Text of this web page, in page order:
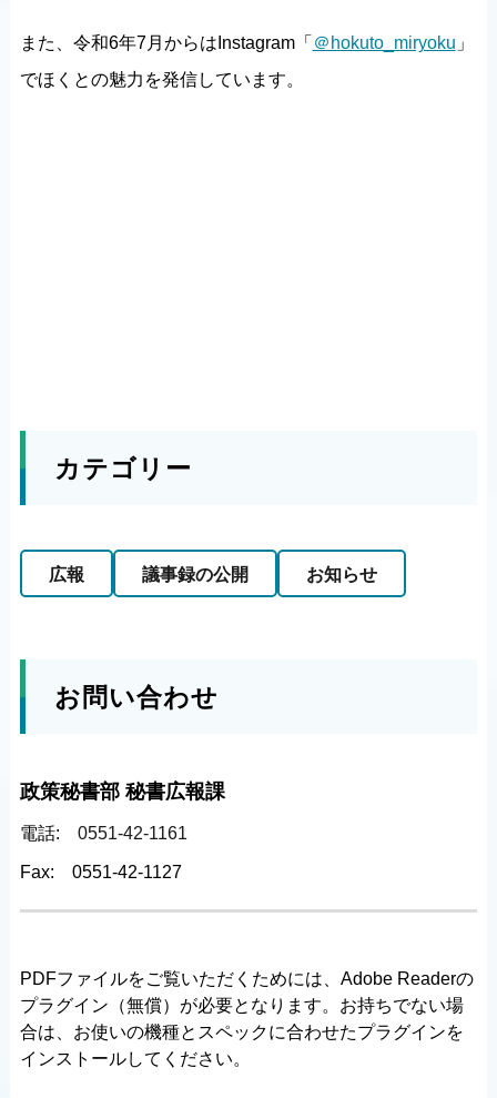
また、令和6年7月からはInstagram「 ＠hokuto_miryoku 」
でほくとの魅力を発信しています。
カテゴリー
広報 議事録の公開 お知らせ
お問い合わせ
政策秘書部 秘書広報課
電話: 0551-42-1161
Fax: 0551-42-1127
PDFファイルをご覧いただくためには、Adobe Readerの
プラグイン（無償）が必要となります。お持ちでない場
合は、お使いの機種とスペックに合わせたプラグインを
インストールしてください。